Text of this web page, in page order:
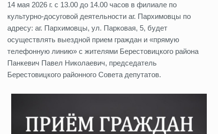
14 мая 2026 г. с 13.00 до 14.00 часов в филиале по
культурно-досуговой деятельности аг. Пархимовцы по
адресу: аг. Пархимовцы, ул. Парковая, 5, будет
осуществлять выездной прием граждан и «прямую
телефонную линию» с жителями Берестовицкого района
Панкевич Павел Николаевич, председатель
Берестовицкого районного Совета депутатов.